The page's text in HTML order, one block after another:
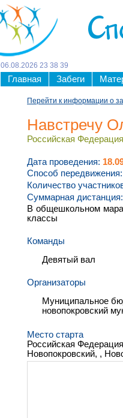
06 08 2026 23 38 40
Главная Забеги
Перейти к информации о
Навстречу
Российская
Дата проведения:
Способ передвижения:
Количество
Суммарная дистанция:
В общешкольном
классы
Команды
Девятый вал
Организаторы
Муниципальное
новопокровский
Место старта
Российская
Новопокровский, ,